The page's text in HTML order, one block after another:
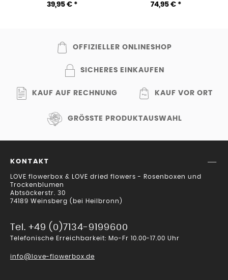
39,95 € *
grün-braun
74,95 € *
OFFIZIELLER ONLINESHOP
SICHERES EINKAUFEN
KAUF AUF RECHNUNG KAUF VOR ORT
GRÖSSTE PRODUKTAUSWAHL
KONTAKT
LOVE flowerbox & LOVE dried flowers - Rosenboxen und
Trockenblumen
Abtsäckerstr. 30
74189 Weinsberg (bei Heilbronn)
Tel. +49 (0)7134-9199600
Telefonische Erreichbarkeit: Mo-Fr 10.00-17.00 Uhr
info@love-flowerbox.de